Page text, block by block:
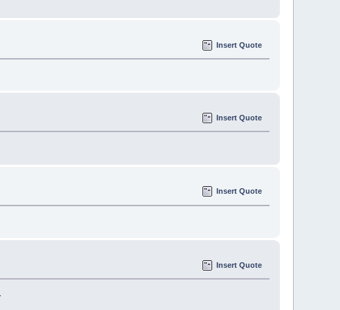
Insert Quote
Insert Quote
Insert Quote
Insert Quote